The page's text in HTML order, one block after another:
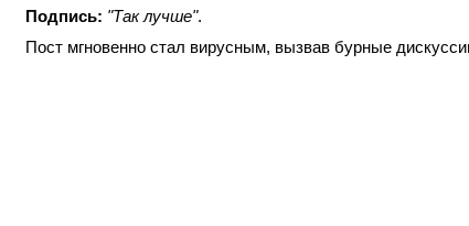
Подпись: "Так лучше".
Пост мгновенно стал вирусным, вызвав бурные